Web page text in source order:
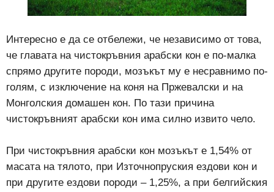
Интересно е да се отбележи, че независимо от това,
че главата на чистокръвния арабски кон е по-малка
спрямо другите породи, мозъкът му е несравнимо по-
голям, с изключение на коня на Пржевалски и на
Монголския домашен кон. По тази причина
чистокръвният арабски кон има силно извито чело.
При чистокръвния арабски кон мозъкът е 1,54% от
масата на тялото, при Източнопруския ездови кон и
при другите ездови породи – 1,25%, а при белгийския